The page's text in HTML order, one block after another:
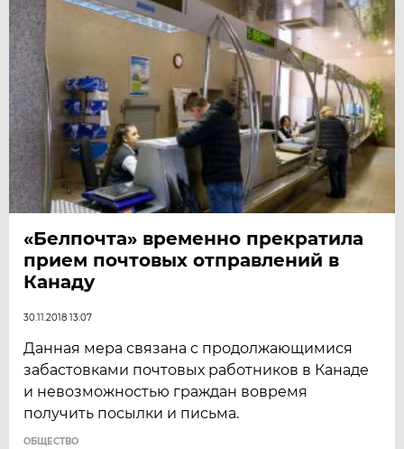
«Белпочта» временно прекратила
прием почтовых отправлений в
Канаду
30.11.2018 13:07
Данная мера связана с продолжающимися
забастовками почтовых работников в Канаде
и невозможностью граждан вовремя
получить посылки и письма.
ОБЩЕСТВО